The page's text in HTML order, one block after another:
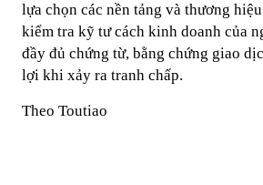
lựa chọn các nền tảng và thương
kiểm tra kỹ tư cách kinh doanh của
đầy đủ chứng từ, bằng chứng giao
lợi khi xảy ra tranh chấp.
Theo Toutiao